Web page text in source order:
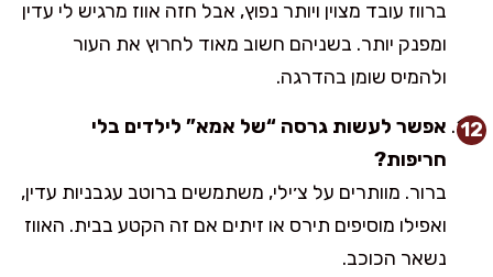
ברווז עובד מצוין ויותר נפוץ, אבל חזה אווז מרגיש לי עדין
ומפנק יותר. בשניהם חשוב מאוד לחרוץ את העור
ולהמיס שומן בהדרגה.
אפשר לעשות גרסה “של אמא” לילדים בלי
חריפות?
ברור. מוותרים על צ׳ילי, משתמשים ברוטב עגבניות עדין,
ואפילו מוסיפים תירס או זיתים אם זה הקטע בבית. האווז
נשאר הכוכב.